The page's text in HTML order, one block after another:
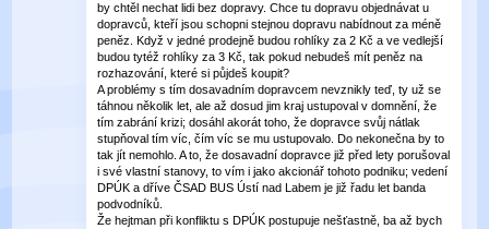
by chtěl nechat lidi bez dopravy. Chce tu dopravu objednávat u
dopravců, kteří jsou schopni stejnou dopravu nabídnout za méně
peněz. Když v jedné prodejně budou rohlíky za 2 Kč a ve vedlejší
budou tytéž rohlíky za 3 Kč, tak pokud nebudeš mít peněz na
rozhazování, které si půjdeš koupit?
A problémy s tím dosavadním dopravcem nevznikly teď, ty už se
táhnou několik let, ale až dosud jim kraj ustupoval v domnění, že
tím zabrání krizi; dosáhl akorát toho, že dopravce svůj nátlak
stupňoval tím víc, čím víc se mu ustupovalo. Do nekonečna by to
tak jít nemohlo. A to, že dosavadní dopravce již před lety porušoval
i své vlastní stanovy, to vím i jako akcionář tohoto podniku; vedení
DPÚK a dříve ČSAD BUS Ústí nad Labem je již řadu let banda
podvodníků.
Že hejtman při konfliktu s DPÚK postupuje nešťastně, ba až bych